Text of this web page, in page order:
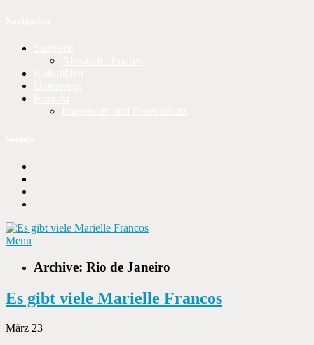
Menu
Archive: Rio de Janeiro
Es gibt viele Marielle Francos
März 23